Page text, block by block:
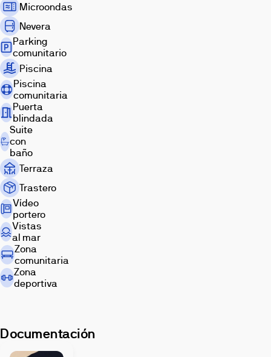
Microondas
Nevera
Parking
comunitario
Piscina
Piscina
comunitaria
Puerta
blindada
Suite
con
baño
Terraza
Trastero
Vídeo
portero
Vistas
al mar
Zona
comunitaria
Zona
deportiva
Documentación